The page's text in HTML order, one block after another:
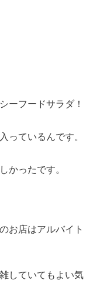
ーフードサラダ！
っているんです。
かったです。
お店はアルバイト
していてもよい気